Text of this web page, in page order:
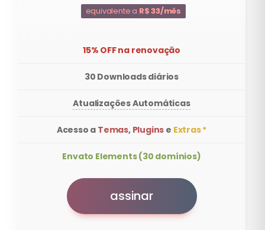
equivalente a R$ 33/mês
15% OFF na renovação
30 Downloads diários
Atualizações Automáticas
Acesso a Temas, Plugins e Extras *
Envato Elements (30 domínios)
assinar